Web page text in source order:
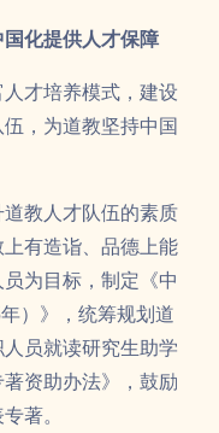
化提供人才保障
才培养模式，建设
，为道教坚持中国
教人才队伍的素质
有造诣、品德上能
为目标，制定《中
）》，统筹规划道
员就读研究生助学
资助办法》，鼓励
著。